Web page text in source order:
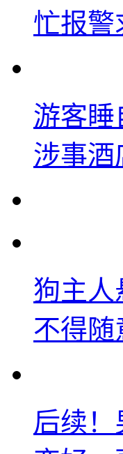
忙报警
游客睡
涉事酒
狗主人
不得随
后续！